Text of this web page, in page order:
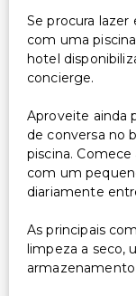
Se procura
com uma
hotel
concierge.
Aproveite ainda
de conversa no
piscina.
com um
diariamente
As principais
limpeza a seco,